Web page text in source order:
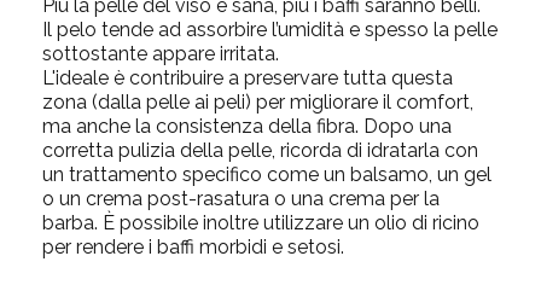
Più la pelle del viso è sana, più i baffi saranno belli.
Il pelo tende ad assorbire l’umidità e spesso la pelle
sottostante appare irritata.
L'ideale è contribuire a preservare tutta questa
zona (dalla pelle ai peli) per migliorare il comfort,
ma anche la consistenza della fibra. Dopo una
corretta pulizia della pelle, ricorda di idratarla con
un trattamento specifico come un balsamo, un gel
o un crema post-rasatura o una crema per la
barba. È possibile inoltre utilizzare un olio di ricino
per rendere i baffi morbidi e setosi.